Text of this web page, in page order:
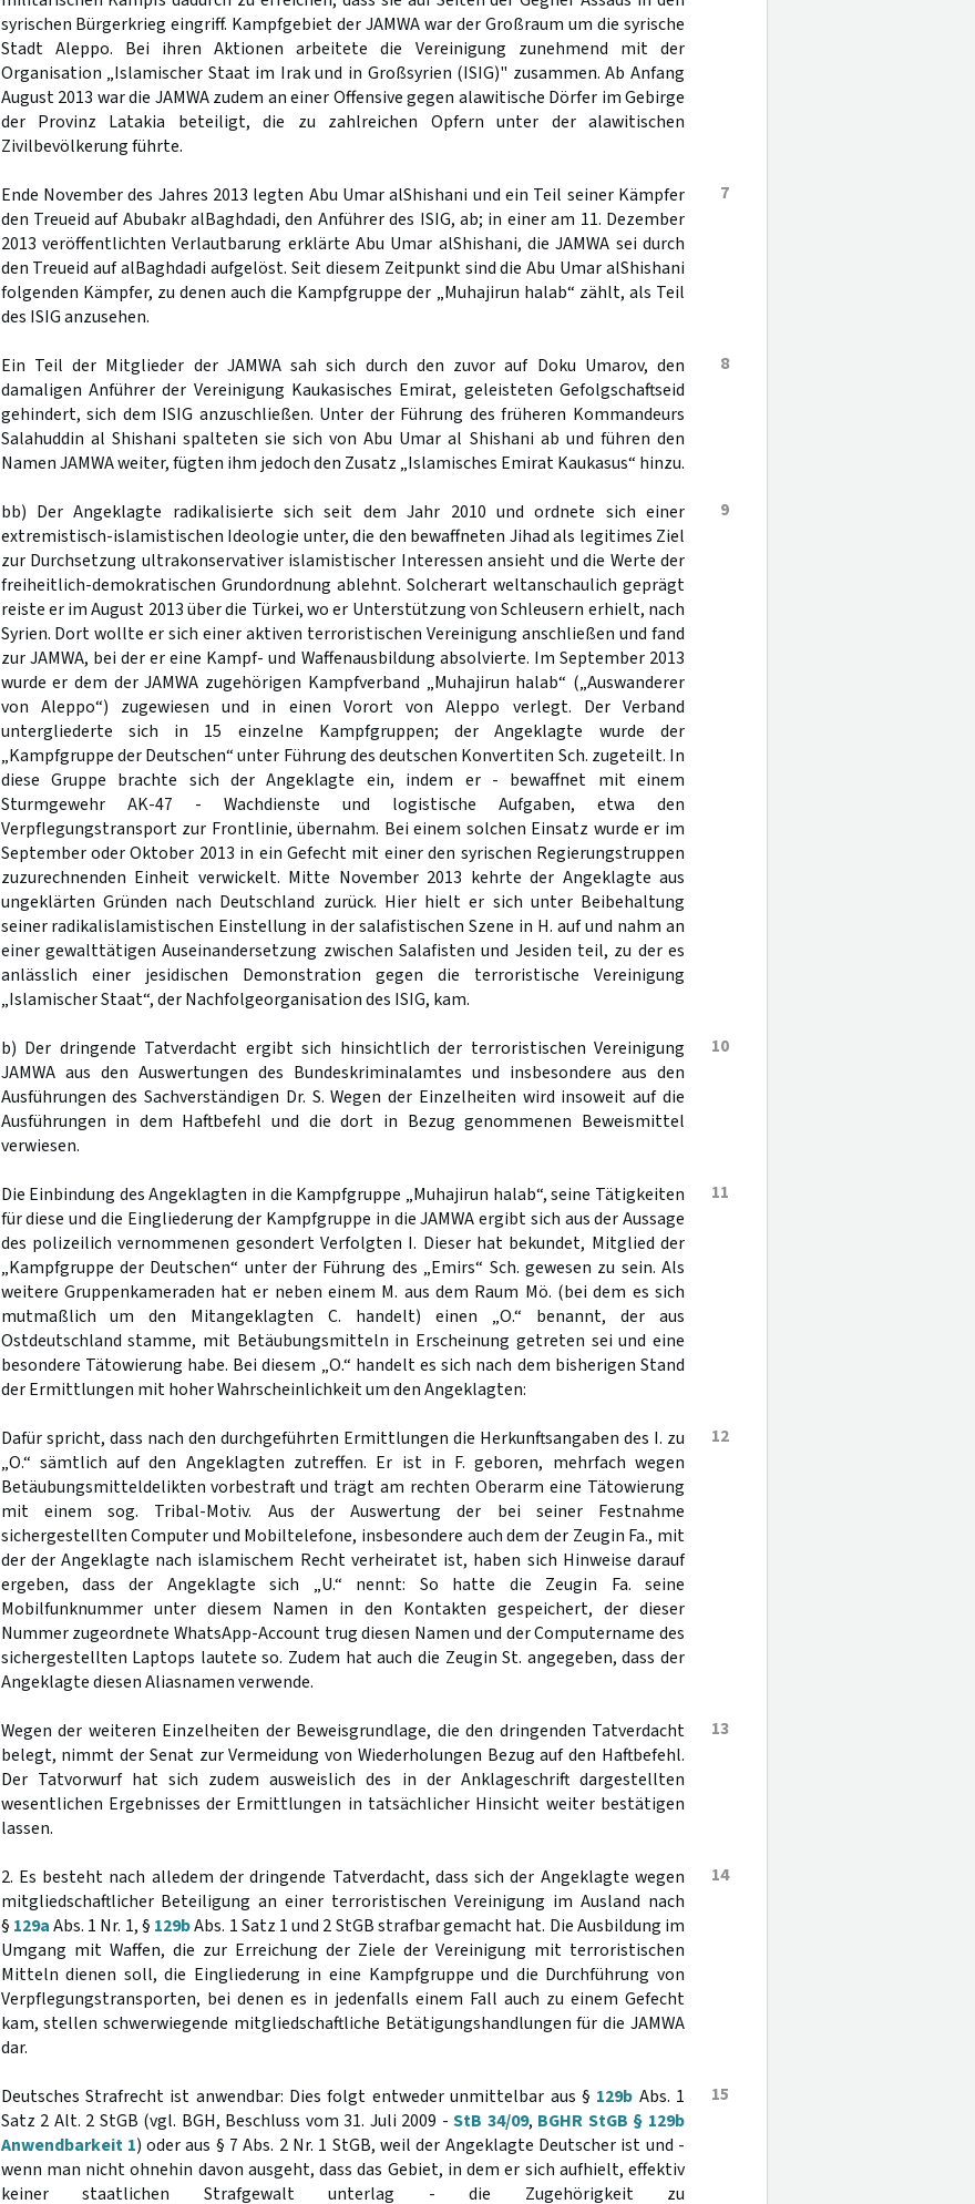
syrischen Bürgerkrieg eingriff. Kampfgebiet der JAMWA war der Großraum um die syrische
Stadt Aleppo. Bei ihren Aktionen arbeitete die Vereinigung zunehmend mit der
Organisation „Islamischer Staat im Irak und in Großsyrien (ISIG)" zusammen. Ab Anfang
August 2013 war die JAMWA zudem an einer Offensive gegen alawitische Dörfer im Gebirge
der Provinz Latakia beteiligt, die zu zahlreichen Opfern unter der alawitischen
Zivilbevölkerung führte.
7
Ende November des Jahres 2013 legten Abu Umar alShishani und ein Teil seiner Kämpfer
den Treueid auf Abubakr alBaghdadi, den Anführer des ISIG, ab; in einer am 11. Dezember
2013 veröffentlichten Verlautbarung erklärte Abu Umar alShishani, die JAMWA sei durch
den Treueid auf alBaghdadi aufgelöst. Seit diesem Zeitpunkt sind die Abu Umar alShishani
folgenden Kämpfer, zu denen auch die Kampfgruppe der „Muhajirun halab“ zählt, als Teil
des ISIG anzusehen.
8
Ein Teil der Mitglieder der JAMWA sah sich durch den zuvor auf Doku Umarov, den
damaligen Anführer der Vereinigung Kaukasisches Emirat, geleisteten Gefolgschaftseid
gehindert, sich dem ISIG anzuschließen. Unter der Führung des früheren Kommandeurs
Salahuddin al Shishani spalteten sie sich von Abu Umar al Shishani ab und führen den
Namen JAMWA weiter, fügten ihm jedoch den Zusatz „Islamisches Emirat Kaukasus“ hinzu.
9
bb) Der Angeklagte radikalisierte sich seit dem Jahr 2010 und ordnete sich einer
extremistisch-islamistischen Ideologie unter, die den bewaffneten Jihad als legitimes Ziel
zur Durchsetzung ultrakonservativer islamistischer Interessen ansieht und die Werte der
freiheitlich-demokratischen Grundordnung ablehnt. Solcherart weltanschaulich geprägt
reiste er im August 2013 über die Türkei, wo er Unterstützung von Schleusern erhielt, nach
Syrien. Dort wollte er sich einer aktiven terroristischen Vereinigung anschließen und fand
zur JAMWA, bei der er eine Kampf- und Waffenausbildung absolvierte. Im September 2013
wurde er dem der JAMWA zugehörigen Kampfverband „Muhajirun halab“ („Auswanderer
von Aleppo“) zugewiesen und in einen Vorort von Aleppo verlegt. Der Verband
untergliederte sich in 15 einzelne Kampfgruppen; der Angeklagte wurde der
„Kampfgruppe der Deutschen“ unter Führung des deutschen Konvertiten Sch. zugeteilt. In
diese Gruppe brachte sich der Angeklagte ein, indem er - bewaffnet mit einem
Sturmgewehr AK-47 - Wachdienste und logistische Aufgaben, etwa den
Verpflegungstransport zur Frontlinie, übernahm. Bei einem solchen Einsatz wurde er im
September oder Oktober 2013 in ein Gefecht mit einer den syrischen Regierungstruppen
zuzurechnenden Einheit verwickelt. Mitte November 2013 kehrte der Angeklagte aus
ungeklärten Gründen nach Deutschland zurück. Hier hielt er sich unter Beibehaltung
seiner radikalislamistischen Einstellung in der salafistischen Szene in H. auf und nahm an
einer gewalttätigen Auseinandersetzung zwischen Salafisten und Jesiden teil, zu der es
anlässlich einer jesidischen Demonstration gegen die terroristische Vereinigung
„Islamischer Staat“, der Nachfolgeorganisation des ISIG, kam.
10
b) Der dringende Tatverdacht ergibt sich hinsichtlich der terroristischen Vereinigung
JAMWA aus den Auswertungen des Bundeskriminalamtes und insbesondere aus den
Ausführungen des Sachverständigen Dr. S. Wegen der Einzelheiten wird insoweit auf die
Ausführungen in dem Haftbefehl und die dort in Bezug genommenen Beweismittel
verwiesen.
11
Die Einbindung des Angeklagten in die Kampfgruppe „Muhajirun halab“, seine Tätigkeiten
für diese und die Eingliederung der Kampfgruppe in die JAMWA ergibt sich aus der Aussage
des polizeilich vernommenen gesondert Verfolgten I. Dieser hat bekundet, Mitglied der
„Kampfgruppe der Deutschen“ unter der Führung des „Emirs“ Sch. gewesen zu sein. Als
weitere Gruppenkameraden hat er neben einem M. aus dem Raum Mö. (bei dem es sich
mutmaßlich um den Mitangeklagten C. handelt) einen „O.“ benannt, der aus
Ostdeutschland stamme, mit Betäubungsmitteln in Erscheinung getreten sei und eine
besondere Tätowierung habe. Bei diesem „O.“ handelt es sich nach dem bisherigen Stand
der Ermittlungen mit hoher Wahrscheinlichkeit um den Angeklagten:
12
Dafür spricht, dass nach den durchgeführten Ermittlungen die Herkunftsangaben des I. zu
„O.“ sämtlich auf den Angeklagten zutreffen. Er ist in F. geboren, mehrfach wegen
Betäubungsmitteldelikten vorbestraft und trägt am rechten Oberarm eine Tätowierung
mit einem sog. Tribal-Motiv. Aus der Auswertung der bei seiner Festnahme
sichergestellten Computer und Mobiltelefone, insbesondere auch dem der Zeugin Fa., mit
der der Angeklagte nach islamischem Recht verheiratet ist, haben sich Hinweise darauf
ergeben, dass der Angeklagte sich „U.“ nennt: So hatte die Zeugin Fa. seine
Mobilfunknummer unter diesem Namen in den Kontakten gespeichert, der dieser
Nummer zugeordnete WhatsApp-Account trug diesen Namen und der Computername des
sichergestellten Laptops lautete so. Zudem hat auch die Zeugin St. angegeben, dass der
Angeklagte diesen Aliasnamen verwende.
13
Wegen der weiteren Einzelheiten der Beweisgrundlage, die den dringenden Tatverdacht
belegt, nimmt der Senat zur Vermeidung von Wiederholungen Bezug auf den Haftbefehl.
Der Tatvorwurf hat sich zudem ausweislich des in der Anklageschrift dargestellten
wesentlichen Ergebnisses der Ermittlungen in tatsächlicher Hinsicht weiter bestätigen
lassen.
14
2. Es besteht nach alledem der dringende Tatverdacht, dass sich der Angeklagte wegen
mitgliedschaftlicher Beteiligung an einer terroristischen Vereinigung im Ausland nach
§ 129aAbs. 1 Nr. 1, § 129bAbs. 1 Satz 1 und 2 StGB strafbar gemacht hat. Die Ausbildung im
Umgang mit Waffen, die zur Erreichung der Ziele der Vereinigung mit terroristischen
Mitteln dienen soll, die Eingliederung in eine Kampfgruppe und die Durchführung von
Verpflegungstransporten, bei denen es in jedenfalls einem Fall auch zu einem Gefecht
kam, stellen schwerwiegende mitgliedschaftliche Betätigungshandlungen für die JAMWA
dar.
15
Deutsches Strafrecht ist anwendbar: Dies folgt entweder unmittelbar aus § 129b Abs. 1
Satz 2 Alt. 2 StGB (vgl. BGH, Beschluss vom 31. Juli 2009 -StB 34/09, BGHR StGB § 129b
Anwendbarkeit 1) oder aus § 7 Abs. 2 Nr. 1 StGB, weil der Angeklagte Deutscher ist und -
wenn man nicht ohnehin davon ausgeht, dass das Gebiet, in dem er sich aufhielt, effektiv
keiner staatlichen Strafgewalt unterlag - die Zugehörigkeit zu